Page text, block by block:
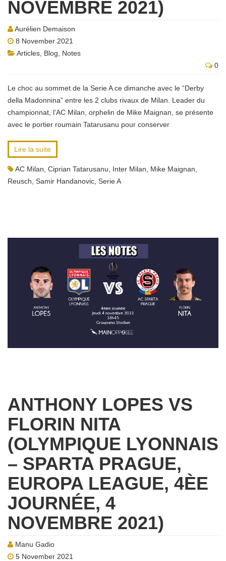
NOVEMBRE 2021)
Aurélien Demaison
8 November 2021
Articles Blog
Notes
0
Le choc au sommet de la Serie A ce dimanche avec le “Derby
della Madonnina” entre les 2 clubs rivaux de Milan. Leader du
championnat, l’AC Milan, orphelin de Mike Maignan, se présente
avec le portier roumain Tatarusanu pour conserver
Lire la suite
AC Milan Ciprian Tatarusanu Inter Milan Mike Maignan
Reusch Samir Handanovic Serie A
ANTHONY LOPES VS
FLORIN NITA
(OLYMPIQUE LYONNAIS
– SPARTA PRAGUE,
EUROPA LEAGUE, 4ÈE
JOURNÉE, 4
NOVEMBRE 2021)
Manu Gadio
5 November 2021